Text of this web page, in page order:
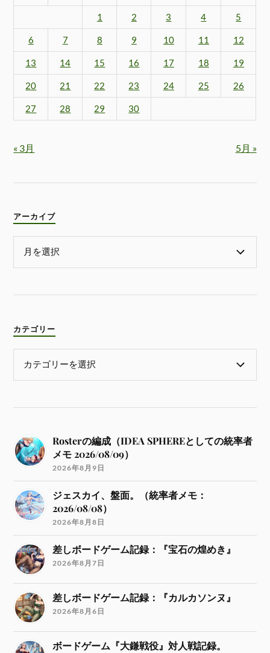
1 2 3 4 5
6 7 8 9 10 11 12
13 14 15 16 17 18 19
20 21 22 23 24 25 26
27 28 29 30
« 3月 5月 »
アーカイブ
カテゴリー
Rosterの編成（IDEA SPHEREとしての統率者
メモ 2026/08/09）
2026年8月9日
ジェスカイ、盤面。（統率者メモ：
2026/08/08）
2026年8月8日
差しボードゲーム記録：『宝石の煌めき』
2026年8月7日
差しボードゲーム記録：『カルカソンヌ』
2026年8月6日
ボードゲーム『大鎌戦役』対人戦記録。